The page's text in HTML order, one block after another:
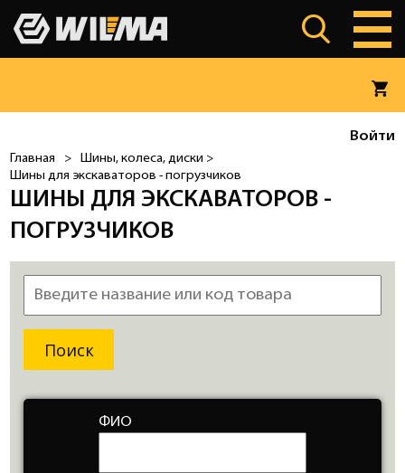
Войти
Главная >
Шины, колеса, диски >
Шины для экскаваторов - погрузчиков
ШИНЫ ДЛЯ ЭКСКАВАТОРОВ -
ПОГРУЗЧИКОВ
ФИО